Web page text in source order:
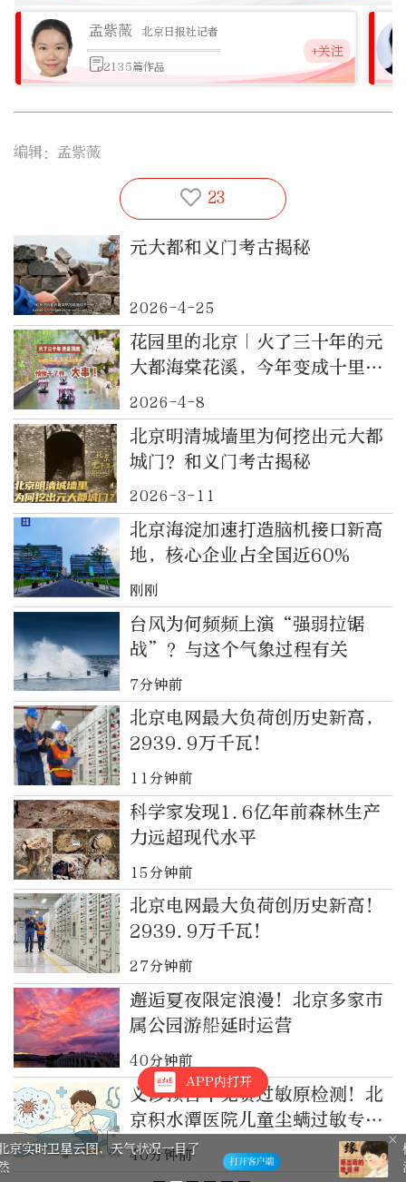
孟紫薇 北京日报社记者
2135篇作品
+关注
编辑：孟紫薇
23
元大都和义门考古揭秘
2026-4-25
花园里的北京｜火了三十年的元
大都海棠花溪，今年变成十里画
廊
2026-4-8
北京明清城墙里为何挖出元大都
城门？和义门考古揭秘
2026-3-11
北京海淀加速打造脑机接口新高
地，核心企业占全国近60%
刚刚
台风为何频频上演“强弱拉锯
战”？与这个气象过程有关
7分钟前
北京电网最大负荷创历史新高，
2939.9万千瓦！
11分钟前
科学家发现1.6亿年前森林生产
力远超现代水平
15分钟前
北京电网最大负荷创历史新高！
2939.9万千瓦！
27分钟前
邂逅夏夜限定浪漫！北京多家市
属公园游船延时运营
40分钟前
义诊预告丨免费过敏原检测！北
京积水潭医院儿童尘螨过敏专场
义诊开始报名啦
40分钟前
APP内打开
棋缘！晒出我的“晚报杯” 有奖征集